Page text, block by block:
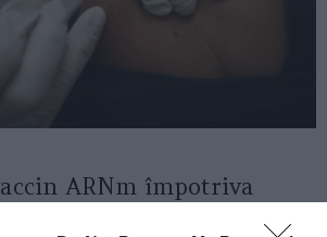
ARNm împotriva